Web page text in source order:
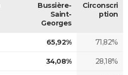
Bussière-
Saint-
Georges
Circonscri
ption
65,92% 71,82%
34,08% 28,18%